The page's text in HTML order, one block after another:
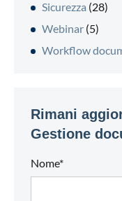
Sicurezza (28)
Webinar (5)
Workflow
Rimani
Gestione
Nome*